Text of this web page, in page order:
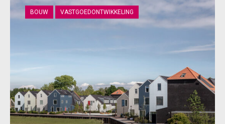
BOUW VASTGOEDONTWIKKELING